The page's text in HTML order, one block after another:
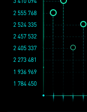
1 936 969
2 457 532
1 784 450
2 273 481
2 524 335
2 405 337
2 555 768